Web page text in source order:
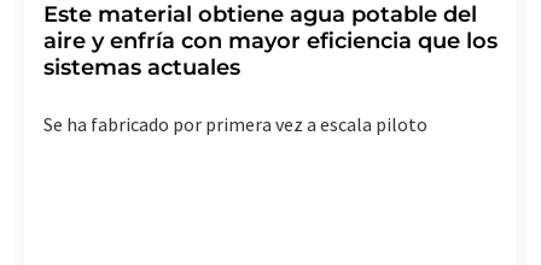
Este material obtiene agua potable del
aire y enfría con mayor eficiencia que los
sistemas actuales
Se ha fabricado por primera vez a escala piloto